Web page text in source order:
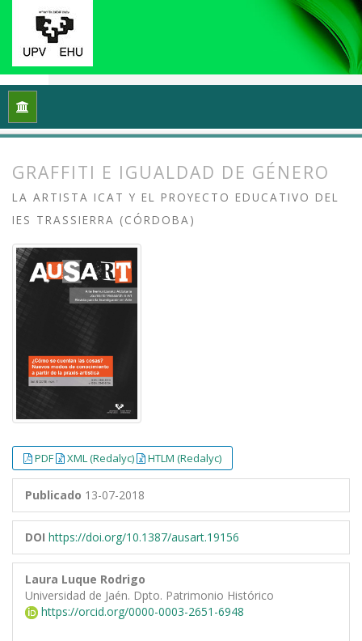
Inicio
GRAFFITI E IGUALDAD DE GÉNERO
LA ARTISTA ICAT Y EL PROYECTO EDUCATIVO DEL
IES TRASSIERRA (CÓRDOBA)
PDF XML (Redalyc) HTLM (Redalyc)
Publicado 13-07-2018
DOI https://doi.org/10.1387/ausart.19156
Laura Luque Rodrigo
Universidad de Jaén. Dpto. Patrimonio Histórico
https://orcid.org/0000-0003-2651-6948